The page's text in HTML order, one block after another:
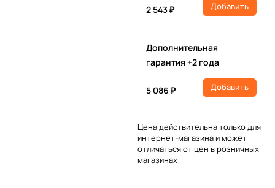
2 543 ₽ Добавить
Дополнительная
гарантия +2 года
5 086 ₽ Добавить
Цена действительна только для
интернет-магазина и может
отличаться от цен в розничных
магазинах